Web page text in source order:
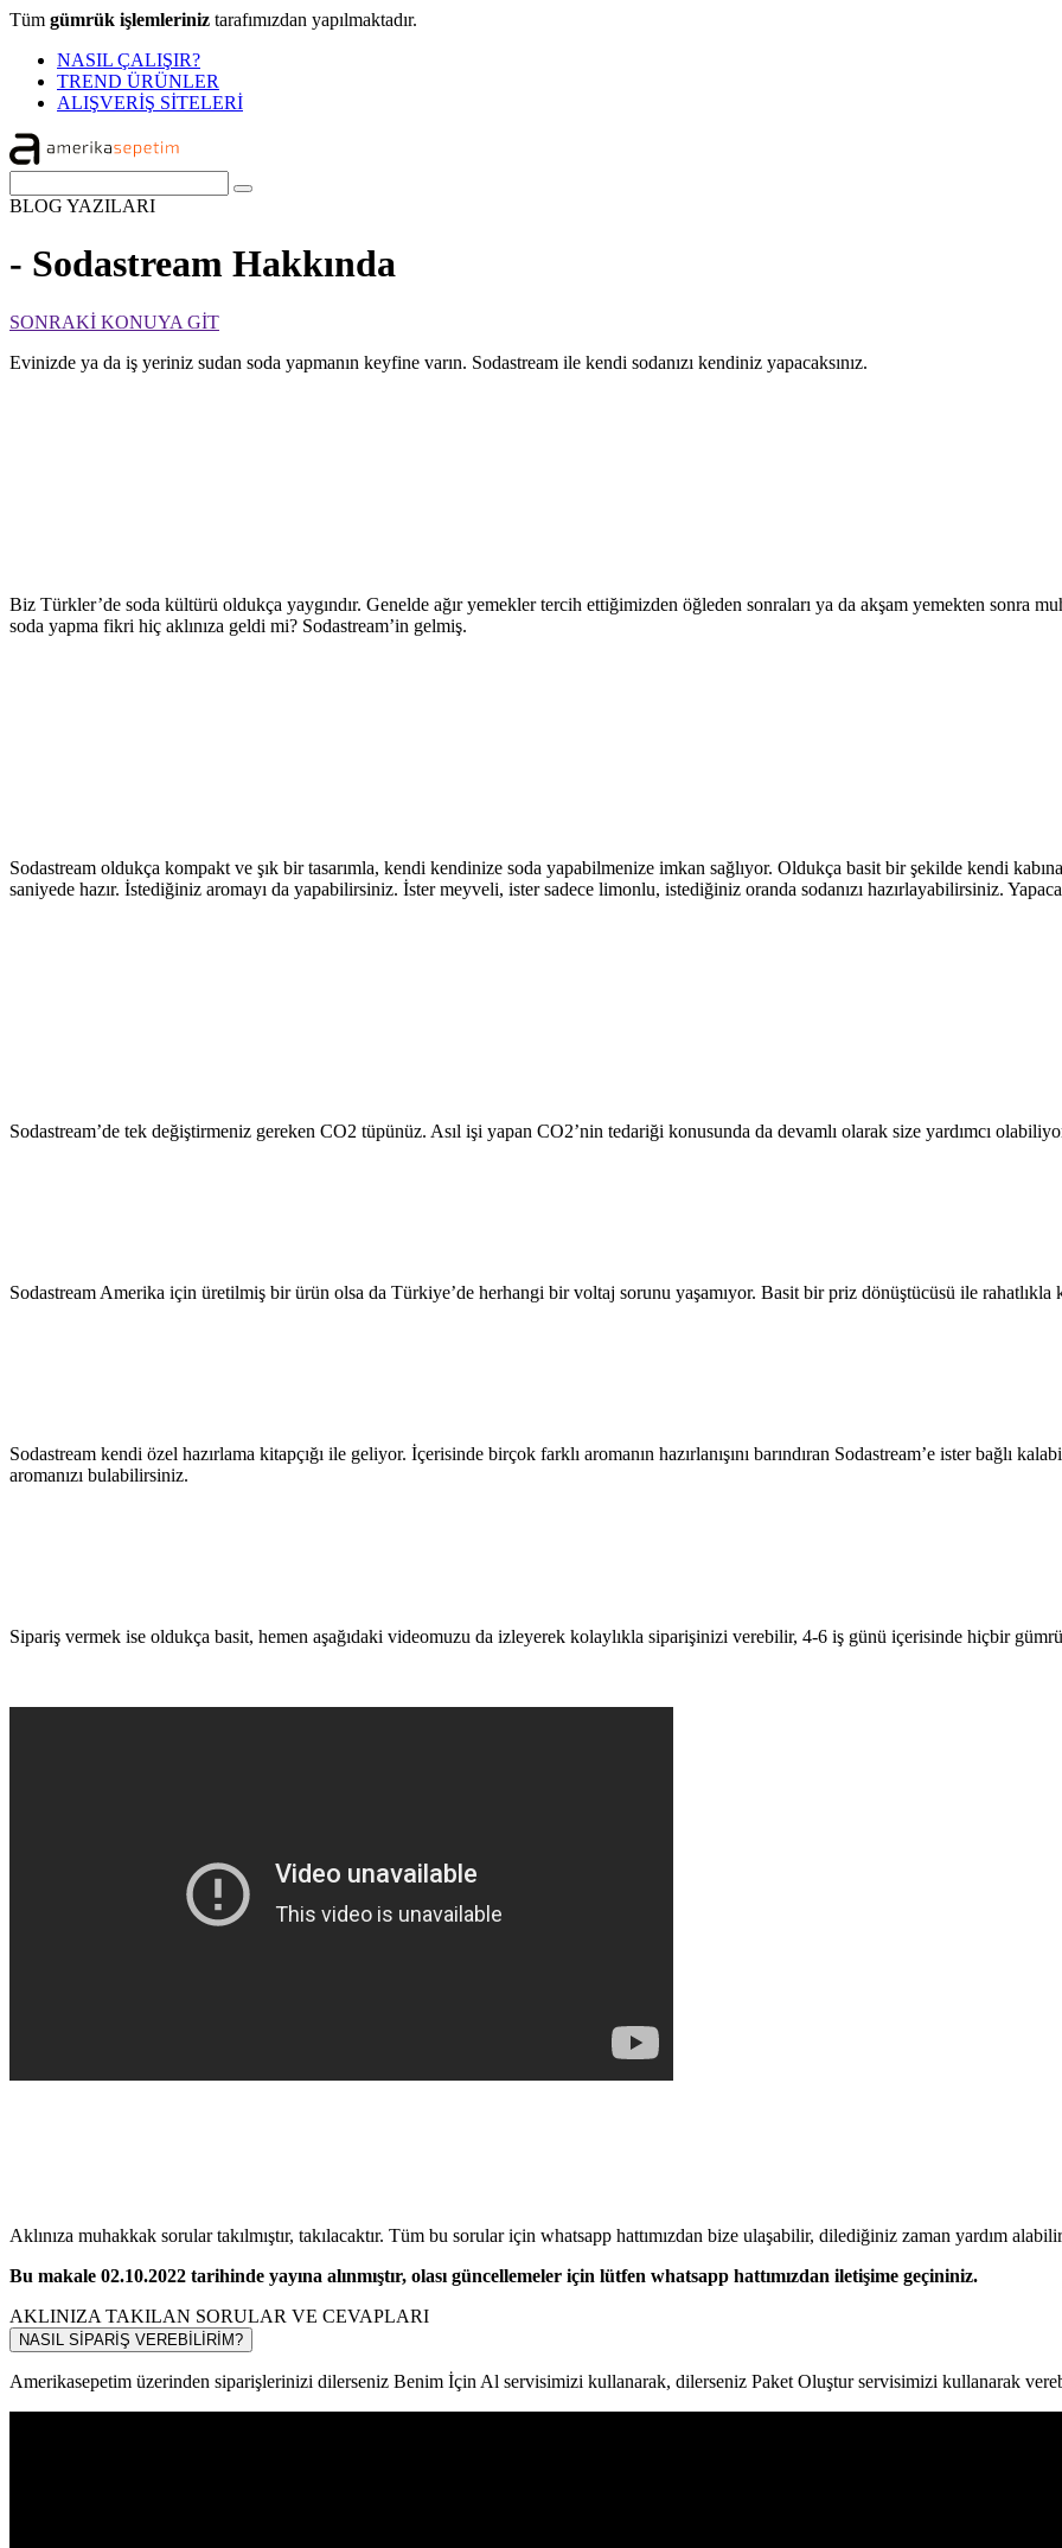
Tüm gümrük işlemleriniz tarafımızdan yapılmaktadır.
NASIL ÇALIŞIR?
TREND ÜRÜNLER
ALIŞVERİŞ SİTELERİ
BLOG YAZILARI
- Sodastream Hakkında
SONRAKİ KONUYA GİT
Evinizde ya da iş yeriniz sudan soda yapmanın keyfine varın. Sodastream ile kendi sodanızı kendiniz yapacaksınız.
Biz Türkler’de soda kültürü oldukça yaygındır. Genelde ağır yemekler tercih ettiğimizden öğleden sonraları ya da akşam yemekten sonra
soda yapma fikri hiç aklınıza geldi mi? Sodastream’in gelmiş.
Sodastream oldukça kompakt ve şık bir tasarımla, kendi kendinize soda yapabilmenize imkan sağlıyor. Oldukça basit bir şekilde kendi
saniyede hazır. İstediğiniz aromayı da yapabilirsiniz. İster meyveli, ister sadece limonlu, istediğiniz oranda sodanızı hazırlayabilirsiniz.
Sodastream’de tek değiştirmeniz gereken CO2 tüpünüz. Asıl işi yapan CO2’nin tedariği konusunda da devamlı olarak size yardımcı
Sodastream Amerika için üretilmiş bir ürün olsa da Türkiye’de herhangi bir voltaj sorunu yaşamıyor. Basit bir priz dönüştücüsü ile rahatlıkla
Sodastream kendi özel hazırlama kitapçığı ile geliyor. İçerisinde birçok farklı aromanın hazırlanışını barındıran Sodastream’e ister bağlı
aromanızı bulabilirsiniz.
Sipariş vermek ise oldukça basit, hemen aşağıdaki videomuzu da izleyerek kolaylıkla siparişinizi verebilir, 4-6 iş günü içerisinde hiçbir
Aklınıza muhakkak sorular takılmıştır, takılacaktır. Tüm bu sorular için whatsapp hattımızdan bize ulaşabilir, dilediğiniz zaman yardım
Bu makale 02.10.2022 tarihinde yayına alınmıştır, olası güncellemeler için lütfen whatsapp hattımızdan iletişime geçininiz.
AKLINIZA TAKILAN SORULAR VE CEVAPLARI
NASIL SİPARİŞ VEREBİLİRİM?
Amerikasepetim üzerinden siparişlerinizi dilerseniz Benim İçin Al servisimizi kullanarak, dilerseniz Paket Oluştur servisimizi kullanarak